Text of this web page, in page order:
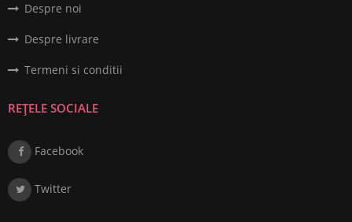
Despre noi
Despre livrare
Termeni si conditii
REȚELE SOCIALE
Facebook
Twitter